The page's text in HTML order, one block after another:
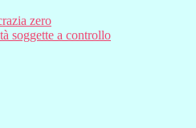
zero
soggette a controllo